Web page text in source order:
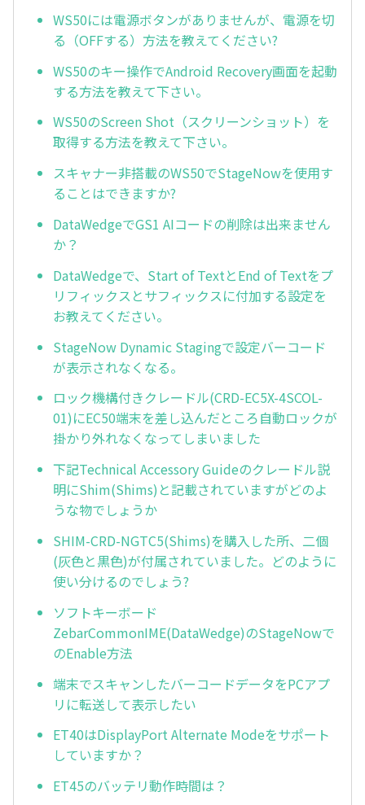
WS50には電源ボタンがありませんが、電源を切
る（OFFする）方法を教えてください?
WS50のキー操作でAndroid Recovery画面を起動
する方法を教えて下さい。
WS50のScreen Shot（スクリーンショット）を
取得する方法を教えて下さい。
スキャナー非搭載のWS50でStageNowを使用す
ることはできますか?
DataWedgeでGS1 AIコードの削除は出来ません
か？
DataWedgeで、Start of TextとEnd of Textをプ
リフィックスとサフィックスに付加する設定を
お教えてください。
StageNow Dynamic Stagingで設定バーコード
が表示されなくなる。
ロック機構付きクレードル(CRD-EC5X-4SCOL-
01)にEC50端末を差し込んだところ自動ロックが
掛かり外れなくなってしまいました
下記Technical Accessory Guideのクレードル説
明にShim(Shims)と記載されていますがどのよ
うな物でしょうか
SHIM-CRD-NGTC5(Shims)を購入した所、二個
(灰色と黒色)が付属されていました。どのように
使い分けるのでしょう?
ソフトキーボード
ZebarCommonIME(DataWedge)のStageNowで
のEnable方法
端末でスキャンしたバーコードデータをPCアプ
リに転送して表示したい
ET40はDisplayPort Alternate Modeをサポート
していますか？
ET45のバッテリ動作時間は？